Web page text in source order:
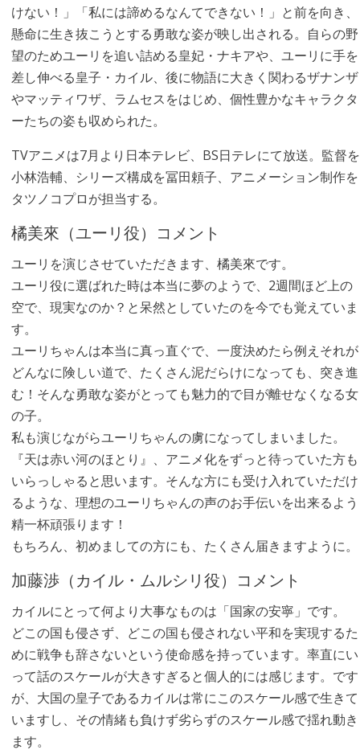
けない！」「私には諦めるなんてできない！」と前を向き、
懸命に生き抜こうとする勇敢な姿が映し出される。自らの野
望のためユーリを追い詰める皇妃・ナキアや、ユーリに手を
差し伸べる皇子・カイル、後に物語に大きく関わるザナンザ
やマッティワザ、ラムセスをはじめ、個性豊かなキャラクタ
ーたちの姿も収められた。
TVアニメは7月より日本テレビ、BS日テレにて放送。監督を
小林浩輔、シリーズ構成を冨田頼子、アニメーション制作を
タツノコプロが担当する。
橘美來（ユーリ役）コメント
ユーリを演じさせていただきます、橘美來です。
ユーリ役に選ばれた時は本当に夢のようで、2週間ほど上の
空で、現実なのか？と呆然としていたのを今でも覚えていま
す。
ユーリちゃんは本当に真っ直ぐで、一度決めたら例えそれが
どんなに険しい道で、たくさん泥だらけになっても、突き進
む！そんな勇敢な姿がとっても魅力的で目が離せなくなる女
の子。
私も演じながらユーリちゃんの虜になってしまいました。
『天は赤い河のほとり』、アニメ化をずっと待っていた方も
いらっしゃると思います。そんな方にも受け入れていただけ
るような、理想のユーリちゃんの声のお手伝いを出来るよう
精一杯頑張ります！
もちろん、初めましての方にも、たくさん届きますように。
加藤渉（カイル・ムルシリ役）コメント
カイルにとって何より大事なものは「国家の安寧」です。
どこの国も侵さず、どこの国も侵されない平和を実現するた
めに戦争も辞さないという使命感を持っています。率直にい
って話のスケールが大きすぎると個人的には感じます。です
が、大国の皇子であるカイルは常にこのスケール感で生きて
いますし、その情緒も負けず劣らずのスケール感で揺れ動き
ます。